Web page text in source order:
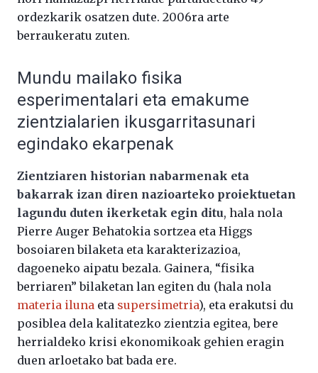
ordezkarik osatzen dute. 2006ra arte
berraukeratu zuten.
Mundu mailako fisika
esperimentalari eta emakume
zientzialarien ikusgarritasunari
egindako ekarpenak
Zientziaren historian nabarmenak eta
bakarrak izan diren nazioarteko proiektuetan
lagundu duten ikerketak egin ditu, hala nola
Pierre Auger Behatokia sortzea eta Higgs
bosoiaren bilaketa eta karakterizazioa,
dagoeneko aipatu bezala. Gainera, “fisika
berriaren” bilaketan lan egiten du (hala nola
materia iluna eta supersimetria), eta erakutsi du
posiblea dela kalitatezko zientzia egitea, bere
herrialdeko krisi ekonomikoak gehien eragin
duen arloetako bat bada ere.